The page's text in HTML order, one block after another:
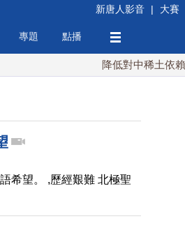
新唐人影音 | 大賽
專題 點播
降低對中稀土依賴
希望。 ,歷經艱難 北極聖